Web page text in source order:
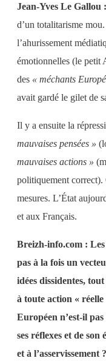
Jean-Yves Le Gallou :
d’un totalitarisme
l’ahurissement
émotionnelles (le petit
des « méchants
avait gardé le gilet de
Il y a ensuite la
mauvaises pensées »
mauvaises actions »
politiquement correct).
mesures. L’État
et aux Français.
Breizh-info.com : Les
pas à la fois un
idées dissidentes,
à toute action «
Européen n’est-il
ses réflexes et de
et à l’asservissement ?